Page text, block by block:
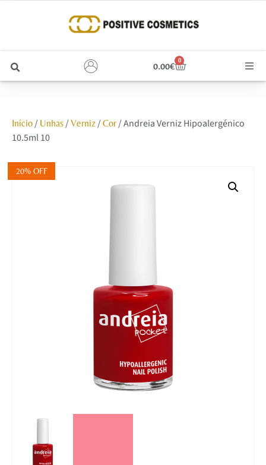
0.00€
0
Unhas
Início/ Unhas/ Verniz/ Cor/ Andreia Verniz Hipoalergénico
10.5ml 10
20% OFF